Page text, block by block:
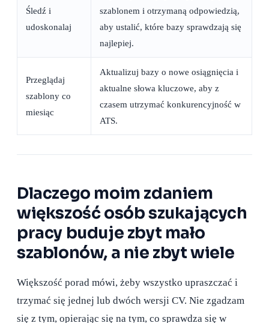
Śledź i
udoskonalaj
szablonem i otrzymaną odpowiedzią,
aby ustalić, które bazy sprawdzają się
najlepiej.
Przeglądaj
szablony co
miesiąc
Aktualizuj bazy o nowe osiągnięcia i
aktualne słowa kluczowe, aby z
czasem utrzymać konkurencyjność w
ATS.
Dlaczego moim zdaniem
większość osób szukających
pracy buduje zbyt mało
szablonów, a nie zbyt wiele
Większość porad mówi, żeby wszystko upraszczać i
trzymać się jednej lub dwóch wersji CV. Nie zgadzam
się z tym, opierając się na tym, co sprawdza się w